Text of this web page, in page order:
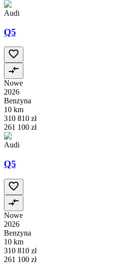
Audi
Q5
Nowe
2026
Benzyna
10 km
310 810 zł
261 100 zł
Audi
Q5
Nowe
2026
Benzyna
10 km
310 810 zł
261 100 zł